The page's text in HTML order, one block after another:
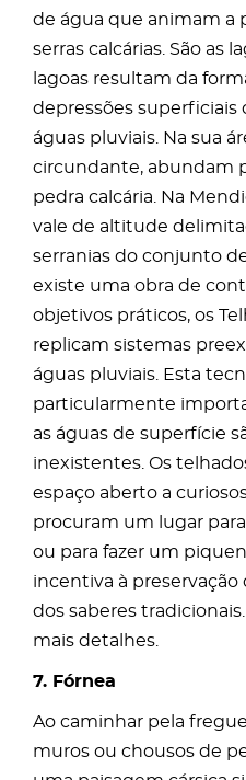
de água que animam a
serras calcárias. São as
lagoas resultam da
depressões superficiais
águas pluviais. Na sua
circundante, abundam
pedra calcária. Na
vale de altitude
serranias do conjunto
existe uma obra de
objetivos práticos, os
replicam sistemas
águas pluviais. Esta
particularmente
as águas de superfície
inexistentes. Os
espaço aberto a
procuram um lugar
ou para fazer um
incentiva à preservação
dos saberes
mais detalhes.
7. Fórnea
Ao caminhar pela
muros ou chousos de